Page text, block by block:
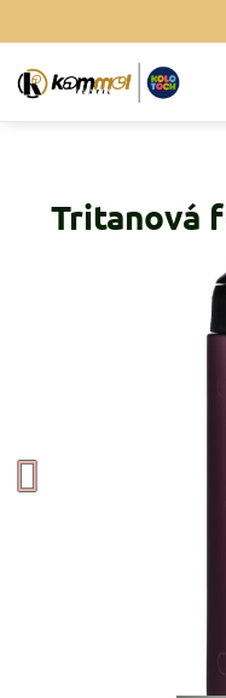
Tritanová